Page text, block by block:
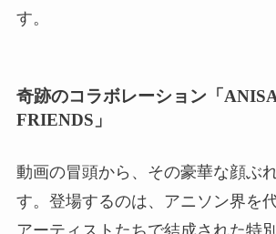
す。
奇跡のコラボレーション「
FRIENDS」
動画の冒頭から、その豪華な顔ぶ
す。登場するのは、アニソン界を
アーティストたちで結成された特